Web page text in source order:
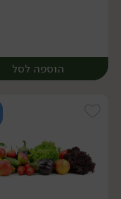
הוספה לסל